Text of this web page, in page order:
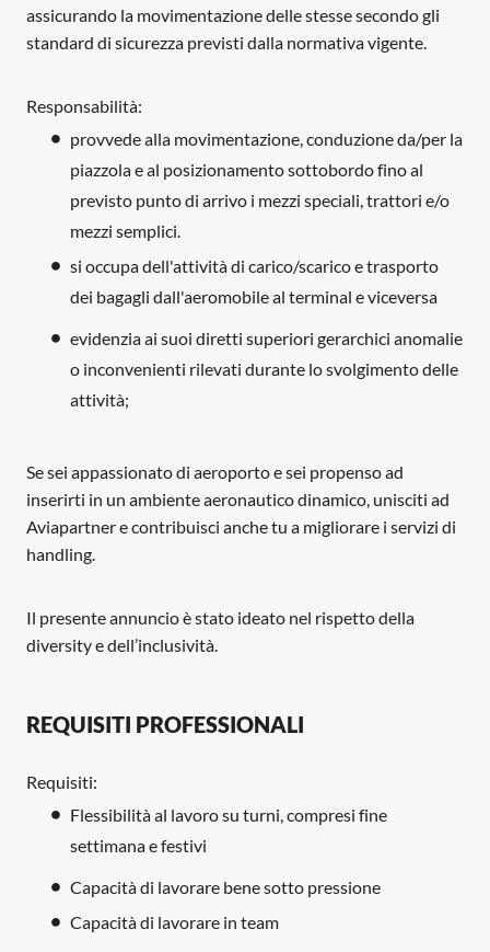
assicurando la movimentazione delle stesse secondo gli
standard di sicurezza previsti dalla normativa vigente.
Responsabilità:
provvede alla movimentazione, conduzione da/per la
piazzola e al posizionamento sottobordo fino al
previsto punto di arrivo i mezzi speciali, trattori e/o
mezzi semplici.
si occupa dell'attività di carico/scarico e trasporto
dei bagagli dall'aeromobile al terminal e viceversa
evidenzia ai suoi diretti superiori gerarchici anomalie
o inconvenienti rilevati durante lo svolgimento delle
attività;
Se sei appassionato di aeroporto e sei propenso ad
inserirti in un ambiente aeronautico dinamico, unisciti ad
Aviapartner e contribuisci anche tu a migliorare i servizi di
handling.
Il presente annuncio è stato ideato nel rispetto della
diversity e dell’inclusività.
REQUISITI PROFESSIONALI
Requisiti:
Flessibilità al lavoro su turni, compresi fine
settimana e festivi
Capacità di lavorare bene sotto pressione
Capacità di lavorare in team